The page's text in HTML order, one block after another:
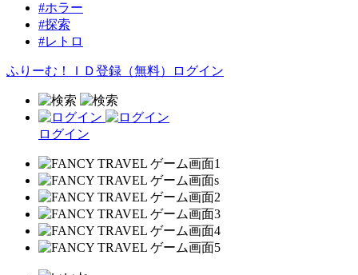
#ホラー
#探索
#レトロ
ふりーむ！ＩＤ登録（無料） ログイン
ログイン